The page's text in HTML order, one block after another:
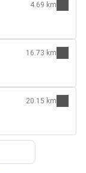
4.69 km
16.73 km
20.15 km